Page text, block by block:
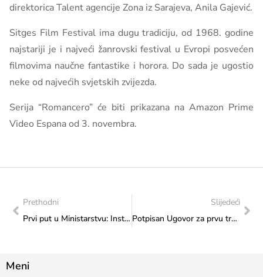
direktorica Talent agencije Zona iz Sarajeva, Anila Gajević.
Sitges Film Festival ima dugu tradiciju, od 1968. godine
najstariji je i najveći žanrovski festival u Evropi posvećen
filmovima naučne fantastike i horora. Do sada je ugostio
neke od najvećih svjetskih zvijezda.
Serija “Romancero” će biti prikazana na Amazon Prime
Video Espana od 3. novembra.
Prethodni
Prvi put u Ministarstvu: Institucije kulture od značaja za Federaciju Bosne i Hercegovine i Bosnu i Hercegovinu na zajedničkom sastanku
Slijedeći
Potpisan Ugovor za prvu tranšu za izgradnju Olimpijskog bazena u Mostaru
Meni